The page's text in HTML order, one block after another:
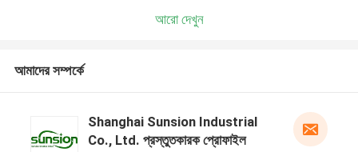
আরো দেখুন
আমাদের সম্পর্কে
Shanghai Sunsion Industrial
Co., Ltd. প্রস্তুতকারক প্রোফাইল